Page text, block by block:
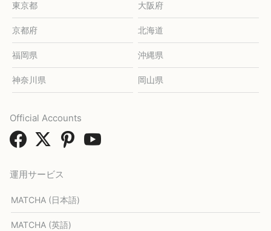
東京都 大阪府
京都府 北海道
福岡県 沖縄県
神奈川県 岡山県
運用サービス
MATCHA (日本語)
MATCHA (英語)
Official Accounts